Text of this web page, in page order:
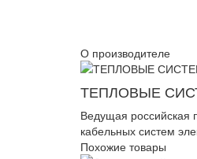
О производителе
ТЕПЛОВЫЕ
Ведущая российская
кабельных систем
Похожие товары